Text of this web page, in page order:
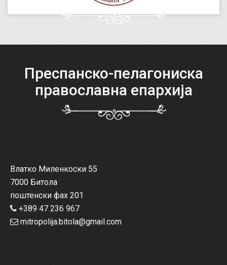
Преспанско-пелагониска
православна епархија
Влатко Миленкоски 55
7000 Битола
поштенски фах 201
+389 47 236 967
mitropolija.bitola@gmail.com